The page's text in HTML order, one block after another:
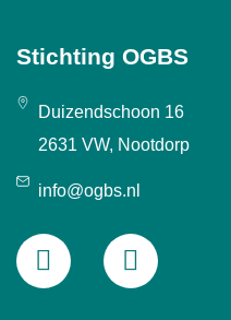
Stichting OGBS
Duizendschoon 16
2631 VW, Nootdorp
info@ogbs.nl